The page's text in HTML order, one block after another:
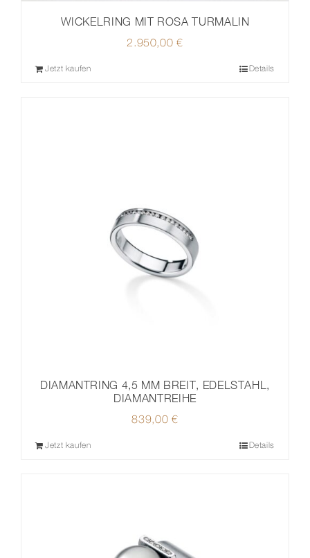
WICKELRING MIT ROSA TURMALIN
2.950,00€
Jetzt kaufen Details
DIAMANTRING 4,5 MM BREIT, EDELSTAHL,
DIAMANTREIHE
839,00 €
Jetzt kaufen Details